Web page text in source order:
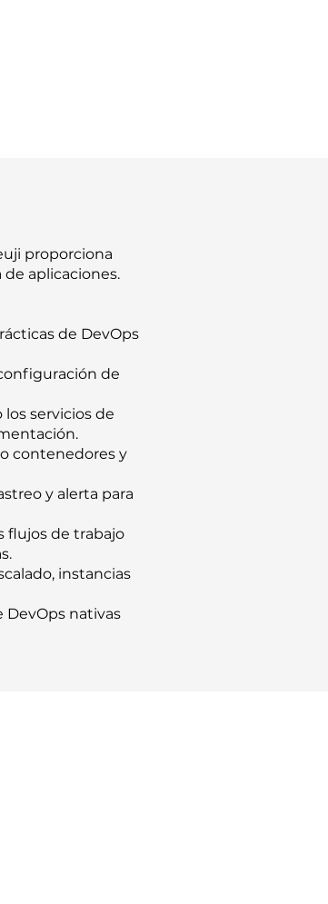
proporciona
aplicaciones.
de DevOps
de
servicios de
contenedores y
y alerta para
flujos de trabajo
instancias
DevOps nativas